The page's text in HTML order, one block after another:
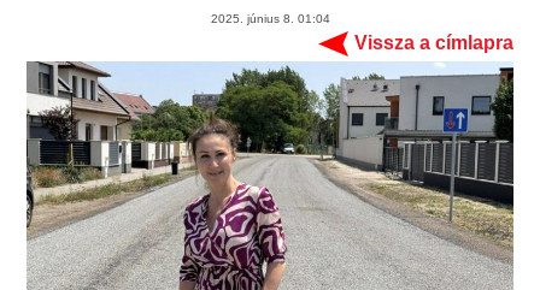
2025. június 8. 01:04
Vissza a címlapra